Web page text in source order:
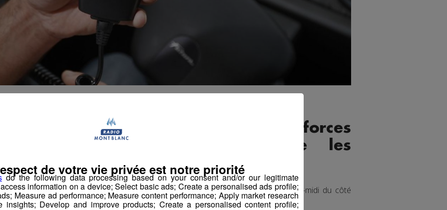
des réveillons de fin d’année, les forces
la sécurité routière sensibilise les
de l’escadron départemental de sécurité routière a été déployé mardi après-midi du côté
do the following data processing based on your consent and/or our legitimate
information on a device; Select basic ads; Create a personalised ads profile;
Measure ad performance; Measure content performance; Apply market research
insights; Develop and improve products; Create a personalised content profile;
de votre vie privée est notre priorité